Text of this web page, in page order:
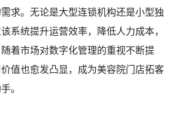
求。无论是大型连锁机构还是小型独
系统提升运营效率，降低人力成本，
着市场对数字化管理的重视不断提
值也愈发凸显，成为美容院门店拓客
。